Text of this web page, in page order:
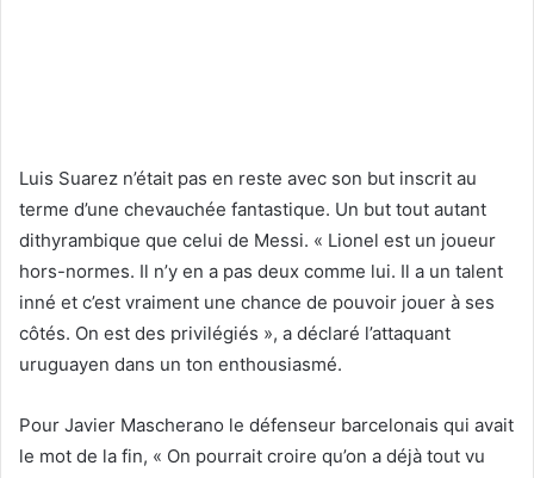
Luis Suarez n’était pas en reste avec son but inscrit au
terme d’une chevauchée fantastique. Un but tout autant
dithyrambique que celui de Messi. « Lionel est un joueur
hors-normes. Il n’y en a pas deux comme lui. Il a un talent
inné et c’est vraiment une chance de pouvoir jouer à ses
côtés. On est des privilégiés », a déclaré l’attaquant
uruguayen dans un ton enthousiasmé.
Pour Javier Mascherano le défenseur barcelonais qui avait
le mot de la fin, « On pourrait croire qu’on a déjà tout vu